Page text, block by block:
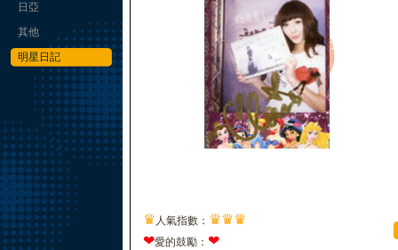
日亞
其他
明星日記
♛ 人氣指數： ♛♛♛
❤愛的鼓勵： ❤